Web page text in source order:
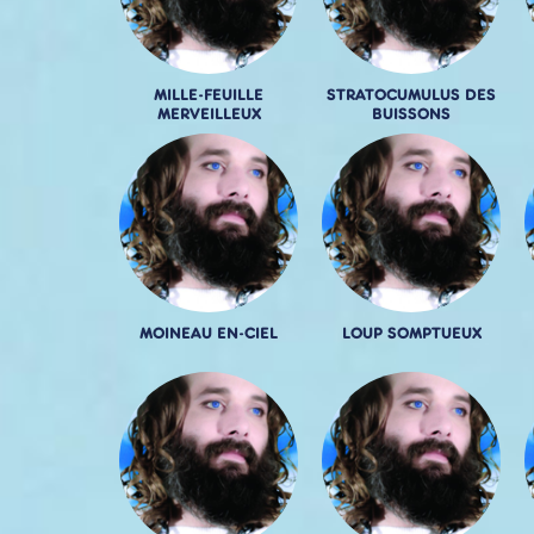
MILLE-FEUILLE
MERVEILLEUX
STRATOCUMULUS DES
BUISSONS
MOINEAU EN-CIEL LOUP SOMPTUEUX